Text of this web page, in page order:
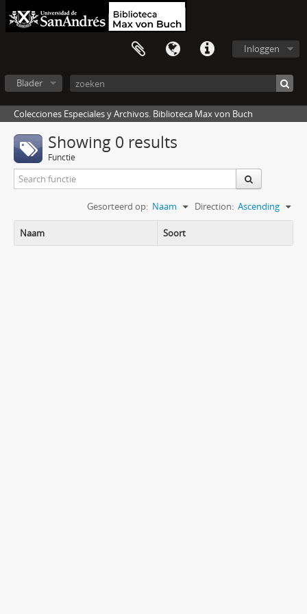
Inloggen
Blader
Colecciones Especiales y Archivos. Biblioteca Max von Buch
Showing 0 results
Functie
Gesorteerd op: Naam Direction: Ascending
Naam Soort